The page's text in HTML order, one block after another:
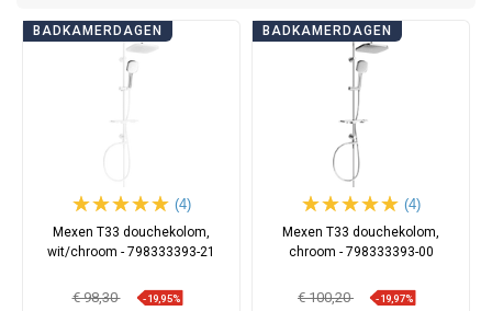
BADKAMERDAGEN
(4)
Mexen T33 douchekolom,
wit/chroom - 798333393-21
€ 98,30 -19,95%
BADKAMERDAGEN
(4)
Mexen T33 douchekolom,
chroom - 798333393-00
€ 100,20 -19,97%